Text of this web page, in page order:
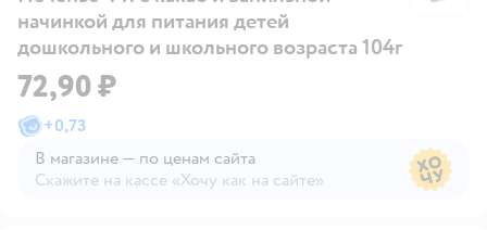
начинкой для питания детей
дошкольного и школьного возраста 104г
72,90 ₽
+0,73
В магазине — по ценам сайта
Скажите на кассе «Хочу как на сайте»